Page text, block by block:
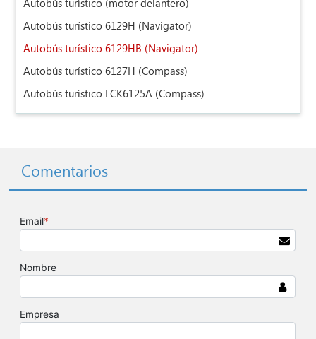
Autobús turístico (motor delantero)
Autobús turístico 6129H (Navigator)
Autobús turístico 6129HB (Navigator)
Autobús turístico 6127H (Compass)
Autobús turístico LCK6125A (Compass)
Comentarios